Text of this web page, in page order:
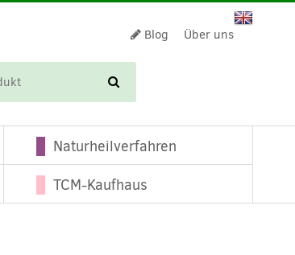
Blog Über uns
Naturheilverfahren
TCM-Kaufhaus